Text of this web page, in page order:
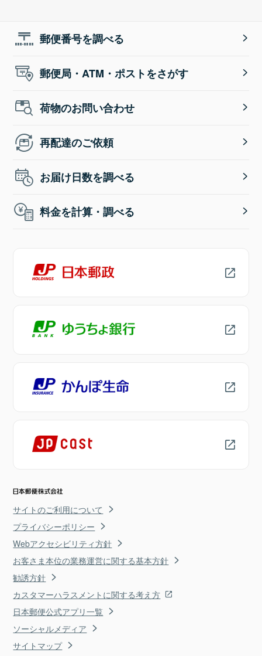
郵便番号を調べる
郵便局・ATM・ポストをさがす
荷物のお問い合わせ
再配達のご依頼
お届け日数を調べる
料金を計算・調べる
サイトのご利用について
プライバシーポリシー
Webアクセシビリティ方針
お客さま本位の業務運営に関する基本方針
勧誘方針
カスタマーハラスメントに関する考え方
日本郵便公式アプリ一覧
ソーシャルメディア
サイトマップ